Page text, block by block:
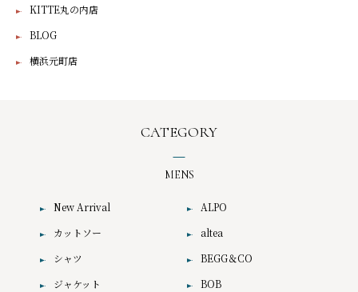
KITTE丸の内店
BLOG
横浜元町店
CATEGORY
MENS
New Arrival
カットソー
シャツ
ジャケット
ALPO
altea
BEGG＆CO
BOB